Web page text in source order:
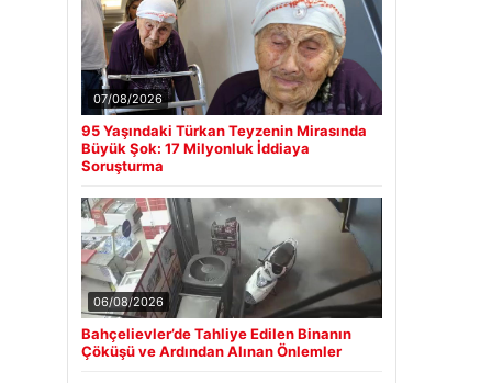
07/08/2026
95 Yaşındaki Türkan Teyzenin Mirasında
Büyük Şok: 17 Milyonluk İddiaya
Soruşturma
06/08/2026
Bahçelievler’de Tahliye Edilen Binanın
Çöküşü ve Ardından Alınan Önlemler